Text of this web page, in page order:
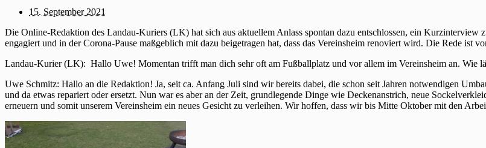
15. September 2021
Die Online-Redaktion des Landau-Kuriers (LK) hat sich aus aktuellem Anlass spontan dazu entschlossen, ein
engagiert und in der Corona-Pause maßgeblich mit dazu beigetragen hat, dass das Vereinsheim renoviert wird. Die Rede ist
Landau-Kurier (LK): Hallo Uwe! Momentan trifft man dich sehr oft am Fußballplatz und vor allem im Vereinsheim an. Wie
Uwe Schmitz: Hallo an die Redaktion! Ja, seit ca. Anfang Juli sind wir bereits dabei, die schon seit Jahren notwendigen
und da etwas repariert oder ersetzt. Nun war es aber an der Zeit, grundlegende Dinge wie Deckenanstrich, neue
erneuern und somit unserem Vereinsheim ein neues Gesicht zu verleihen. Wir hoffen, dass wir bis Mitte Oktober mit den